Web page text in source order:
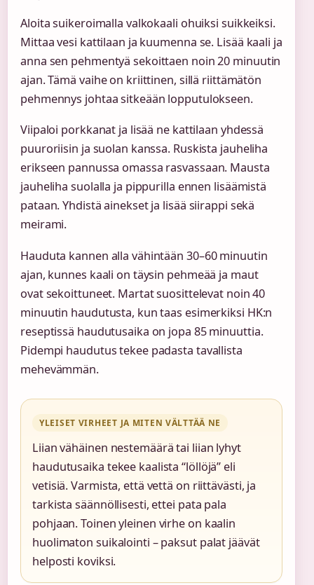
Aloita suikeroimalla valkokaali ohuiksi suikkeiksi.
Mittaa vesi kattilaan ja kuumenna se. Lisää kaali ja
anna sen pehmentyä sekoittaen noin 20 minuutin
ajan. Tämä vaihe on kriittinen, sillä riittämätön
pehmennys johtaa sitkeään lopputulokseen.
Viipaloi porkkanat ja lisää ne kattilaan yhdessä
puuroriisin ja suolan kanssa. Ruskista jauheliha
erikseen pannussa omassa rasvassaan. Mausta
jauheliha suolalla ja pippurilla ennen lisäämistä
pataan. Yhdistä ainekset ja lisää siirappi sekä
meirami.
Hauduta kannen alla vähintään 30–60 minuutin
ajan, kunnes kaali on täysin pehmeää ja maut
ovat sekoittuneet. Martat suosittelevat noin 40
minuutin haudutusta, kun taas esimerkiksi HK:n
reseptissä haudutusaika on jopa 85 minuuttia.
Pidempi haudutus tekee padasta tavallista
mehevämmän.
YLEISET VIRHEET JA MITEN VÄLTTÄÄ NE
Liian vähäinen nestemäärä tai liian lyhyt
haudutusaika tekee kaalista “löllöjä” eli
vetisiä. Varmista, että vettä on riittävästi, ja
tarkista säännöllisesti, ettei pata pala
pohjaan. Toinen yleinen virhe on kaalin
huolimaton suikalointi – paksut palat jäävät
helposti koviksi.